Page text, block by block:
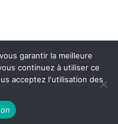
. Powered by
garantir la meilleure
continuez à utiliser ce
acceptez l'utilisation des